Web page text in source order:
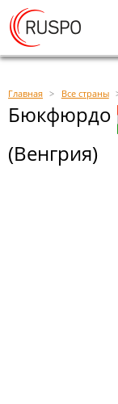
Главная Все страны
Бюкфюрдо
(Венгрия)